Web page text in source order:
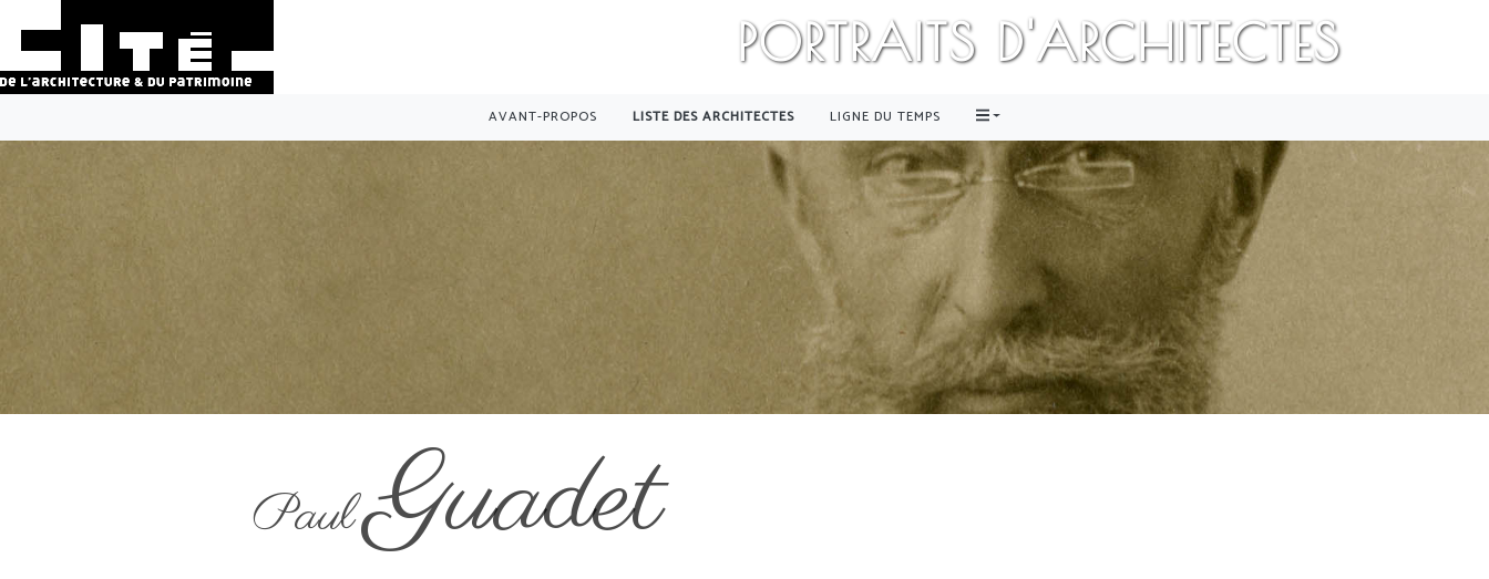
PORTRAITS D'ARCHITECTES
AVANT-PROPOS LISTE DES ARCHITECTES LIGNE DU TEMPS
PaulGuadet